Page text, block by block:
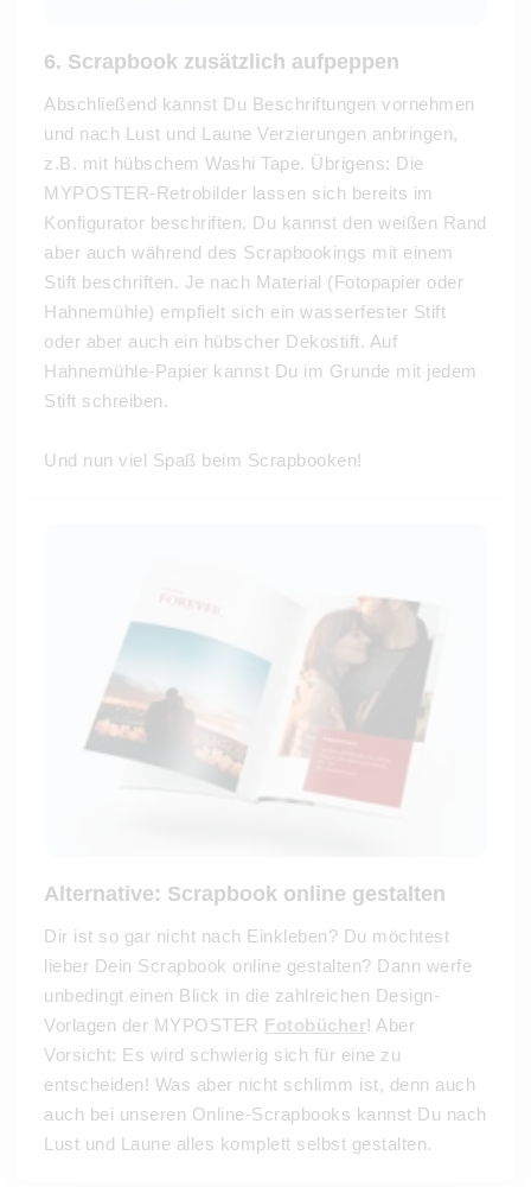
6. Scrapbook zusätzlich aufpeppen
Abschließend kannst Du Beschriftungen vornehmen
und nach Lust und Laune Verzierungen anbringen,
z.B. mit hübschem Washi Tape. Übrigens: Die
MYPOSTER-Retrobilder lassen sich bereits im
Konfigurator beschriften. Du kannst den weißen Rand
aber auch während des Scrapbookings mit einem
Stift beschriften. Je nach Material (Fotopapier oder
Hahnemühle) empfielt sich ein wasserfester Stift
oder aber auch ein hübscher Dekostift. Auf
Hahnemühle-Papier kannst Du im Grunde mit jedem
Stift schreiben.
Und nun viel Spaß beim Scrapbooken!
Alternative: Scrapbook online gestalten
Dir ist so gar nicht nach Einkleben? Du möchtest
lieber Dein Scrapbook online gestalten? Dann werfe
unbedingt einen Blick in die zahlreichen Design-
Vorlagen der MYPOSTER Fotobücher! Aber
Vorsicht: Es wird schwierig sich für eine zu
entscheiden! Was aber nicht schlimm ist, denn auch
auch bei unseren Online-Scrapbooks kannst Du nach
Lust und Laune alles komplett selbst gestalten.